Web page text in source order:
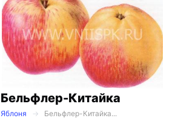
Бельфлер-Китайка
Яблоня
Бельфлер-Китайка...